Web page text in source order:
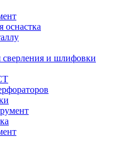
оснастка
сверления и шлифовки